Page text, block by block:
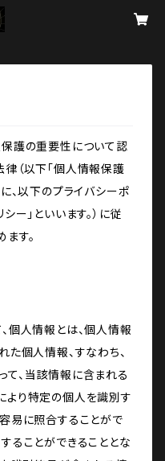
保護の重要性について認
（以下「個人情報保護
、以下のプライバシーポ
ー」といいます。）に従
す。
個人情報とは、個人情報
個人情報、すなわち、
、当該情報に含まれる
より特定の個人を識別す
易に照合することがで
ることができることとな